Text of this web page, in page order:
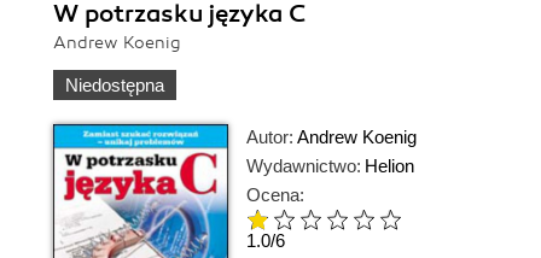
W potrzasku języka C
Andrew Koenig
Niedostępna
Autor: Andrew Koenig
Wydawnictwo: Helion
Ocena:
1.0/6